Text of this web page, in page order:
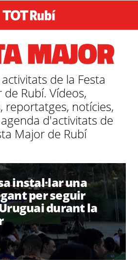
MAJOR
de la Festa
de Rubí. Vídeos,
reportatges, notícies,
d'activitats de
Major de Rubí
instal·lar una
per seguir
durant la